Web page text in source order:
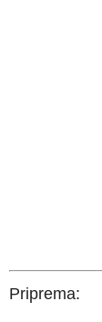
Priprema: